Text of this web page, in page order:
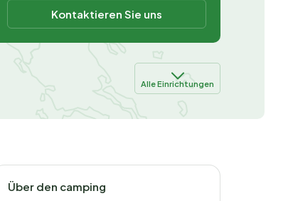
Kontaktieren Sie uns
Alle Einrichtungen
Über den camping